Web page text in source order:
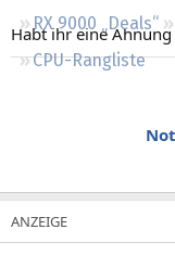
RX 9000 „Deals“
CPU-Rangliste
Habt ihr eine